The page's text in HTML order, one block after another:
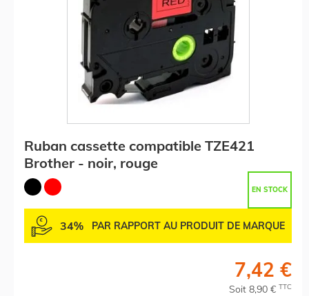
Ruban cassette compatible TZE421
Brother - noir, rouge
EN STOCK
34% PAR RAPPORT AU PRODUIT DE MARQUE
7,42 €
Soit 8,90 € TTC